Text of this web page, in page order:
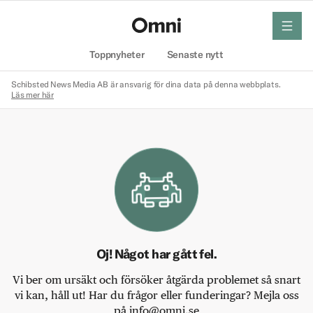
Toppnyheter Senaste nytt
meny
Schibsted News Media AB är ansvarig för dina data på denna webbplats.
Läs mer här
Oj! Något har gått fel.
Vi ber om ursäkt och försöker åtgärda problemet så snart
vi kan, håll ut! Har du frågor eller funderingar? Mejla oss